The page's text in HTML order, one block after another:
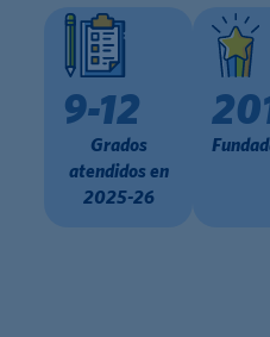
Grados
atendidos en
2025-26
9-12